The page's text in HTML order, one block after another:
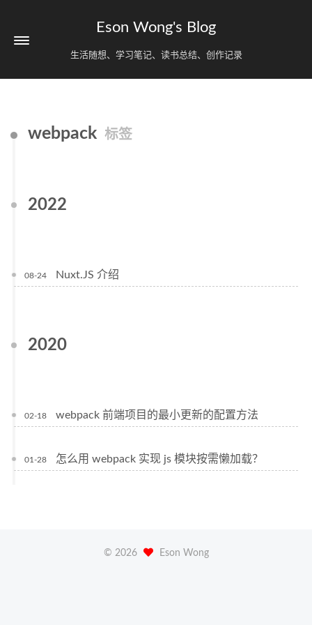
Eson Wong's Blog
生活随想、学习笔记、读书总结、创作记录
webpack 标签
2022
08-24 Nuxt.JS 介绍
2020
02-18 webpack 前端项目的最小更新的配置方法
01-28 怎么用 webpack 实现 js 模块按需懒加载？
© 2026 Eson Wong